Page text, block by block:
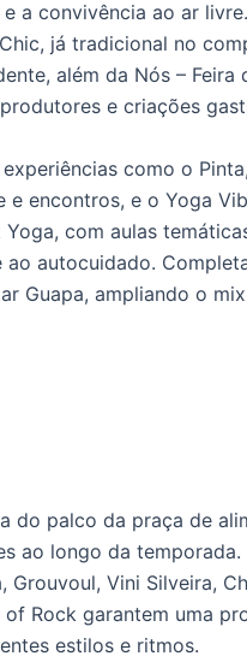
a convivência ao ar livre.
já tradicional no
além da Nós – Feira
e criações
como o
encontros, e o Yoga
com aulas
autocuidado.
Guapa, ampliando o
do palco da praça de
ao longo da temporada.
Vini Silveira,
Rock garantem uma
estilos e ritmos.